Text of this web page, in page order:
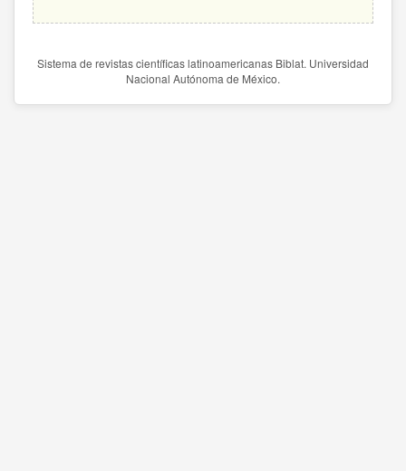
Sistema de revistas científicas latinoamericanas Biblat. Universidad
Nacional Autónoma de México.